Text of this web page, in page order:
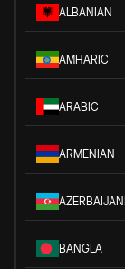
ALBANIAN
AMHARIC
ARABIC
ARMENIAN
AZERBAIJANI
BANGLA